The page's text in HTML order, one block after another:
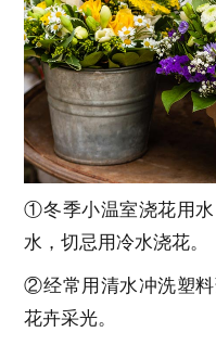
①冬季小温室浇花用
水，切忌用冷水浇花。
②经常用清水冲洗塑
花卉采光。